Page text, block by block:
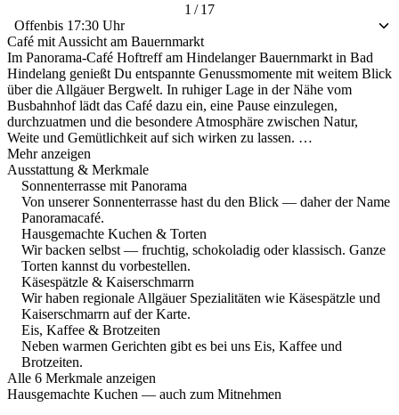
1 / 17
Offenbis 17:30 Uhr
Café mit Aussicht am Bauernmarkt
Im Panorama-Café Hoftreff am Hindelanger Bauernmarkt in Bad
Hindelang genießt Du entspannte Genussmomente mit weitem Blick
über die Allgäuer Bergwelt. In ruhiger Lage in der Nähe vom
Busbahnhof lädt das Café dazu ein, eine Pause einzulegen,
durchzuatmen und die besondere Atmosphäre zwischen Natur,
Weite und Gemütlichkeit auf sich wirken zu lassen. …
Mehr anzeigen
Ausstattung & Merkmale
Sonnenterrasse mit Panorama
Von unserer Sonnenterrasse hast du den Blick — daher der Name
Panoramacafé.
Hausgemachte Kuchen & Torten
Wir backen selbst — fruchtig, schokoladig oder klassisch. Ganze
Torten kannst du vorbestellen.
Käsespätzle & Kaiserschmarrn
Wir haben regionale Allgäuer Spezialitäten wie Käsespätzle und
Kaiserschmarrn auf der Karte.
Eis, Kaffee & Brotzeiten
Neben warmen Gerichten gibt es bei uns Eis, Kaffee und
Brotzeiten.
Alle 6 Merkmale anzeigen
Hausgemachte Kuchen — auch zum Mitnehmen